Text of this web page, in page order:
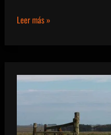
Día
Natural
2023
Leer más »